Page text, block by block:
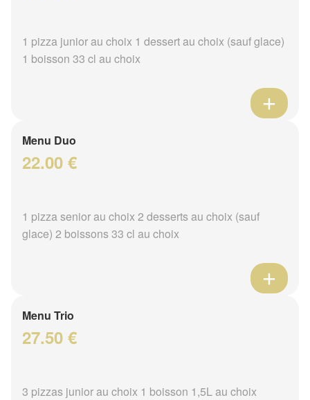
1 pizza junior au choix 1 dessert au choix (sauf glace)
1 boisson 33 cl au choix
Menu Duo
22.00 €
1 pizza senior au choix 2 desserts au choix (sauf
glace) 2 boissons 33 cl au choix
Menu Trio
27.50 €
3 pizzas junior au choix 1 boisson 1,5L au choix